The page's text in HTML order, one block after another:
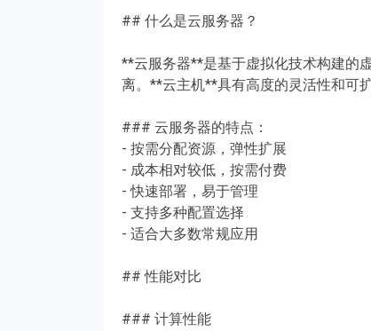
## 什么是云服务器？
**云服务器**是基于虚拟化技术构建的
离。**云主机**具有高度的灵活性和可
### 云服务器的特点：
- 按需分配资源，弹性扩展
- 成本相对较低，按需付费
- 快速部署，易于管理
- 支持多种配置选择
- 适合大多数常规应用
## 性能对比
### 计算性能